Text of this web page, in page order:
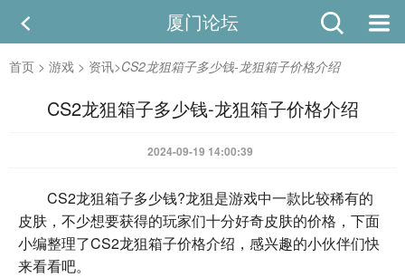
厦门论坛
首页 > 游戏 > 资讯>CS2龙狙箱子多少钱-龙狙箱子价格介绍
CS2龙狙箱子多少钱-龙狙箱子价格介绍
2024-09-19 14:00:39
CS2龙狙箱子多少钱?龙狙是游戏中一款比较稀有的
皮肤，不少想要获得的玩家们十分好奇皮肤的价格，下面
小编整理了CS2龙狙箱子价格介绍，感兴趣的小伙伴们快
来看看吧。